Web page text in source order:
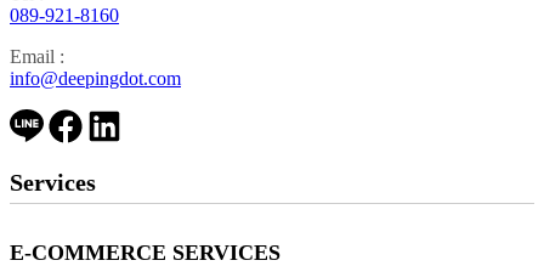
089-921-8160
Email :
info@deepingdot.com
Services
E-COMMERCE SERVICES